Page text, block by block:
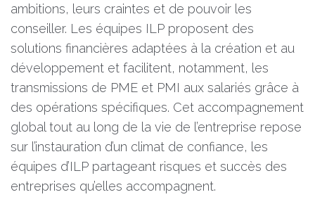
ambitions, leurs craintes et de pouvoir les
conseiller. Les équipes ILP proposent des
solutions financières adaptées à la création et au
développement et facilitent, notamment, les
transmissions de PME et PMI aux salariés grâce à
des opérations spécifiques. Cet accompagnement
global tout au long de la vie de l’entreprise repose
sur l’instauration d’un climat de confiance, les
équipes d’ILP partageant risques et succès des
entreprises qu’elles accompagnent.